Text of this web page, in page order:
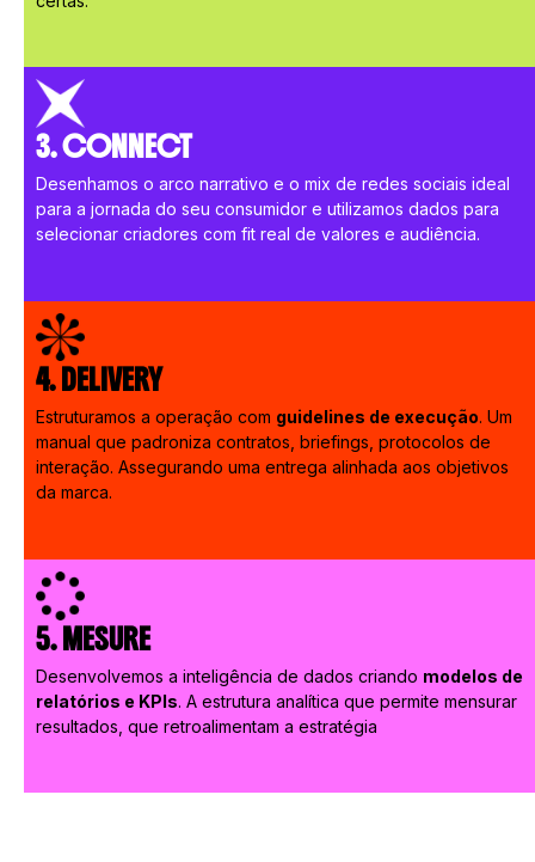
3. CONNECT
Desenhamos o arco narrativo e o mix de redes sociais ideal
para a jornada do seu consumidor e utilizamos dados para
selecionar criadores com fit real de valores e audiência.
4. DELIVERY
Estruturamos a operação com guidelines de execução. Um
manual que padroniza contratos, briefings, protocolos de
interação. Assegurando uma entrega alinhada aos objetivos
da marca.
5. MESURE
Desenvolvemos a inteligência de dados criando modelos de
relatórios e KPIs. A estrutura analítica que permite mensurar
resultados, que retroalimentam a estratégia